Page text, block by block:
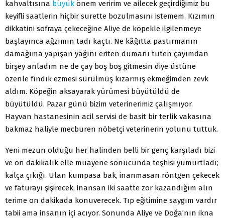
kahvaltısına büyük önem veririm ve ailecek geçirdiğimiz bu
keyifli saatlerin hiçbir surette bozulmasını istemem. Kızımın
dikkatini sofraya çekeceğine Aliye de köpekle ilgilenmeye
başlayınca ağzımın tadı kaçtı. Ne kâğıtta pastırmanın
damağıma yapışan yağını eriten dumanı tüten çayımdan
birşey anladım ne de çay boş boş gitmesin diye üstüne
özenle fındık ezmesi sürülmüş kızarmış ekmeğimden zevk
aldım. Köpeğin aksayarak yürümesi büyütüldü de
büyütüldü. Pazar günü bizim veterinerimiz çalışmıyor.
Hayvan hastanesinin acil servisi de basit bir terlik vakasına
bakmaz haliyle mecburen nöbetçi veterinerin yolunu tuttuk.
Yeni mezun olduğu her halinden belli bir genç karşıladı bizi
ve on dakikalık elle muayene sonucunda teşhisi yumurtladı;
kalça çıkığı. Ulan kumpasa bak, inanmasan röntgen çekecek
ve faturayı şişirecek, inansan iki saatte zor kazandığım alın
terime on dakikada konuverecek. Tıp eğitimine saygım vardır
tabii ama insanın içi acıyor. Sonunda Aliye ve Doğa’nın ikna